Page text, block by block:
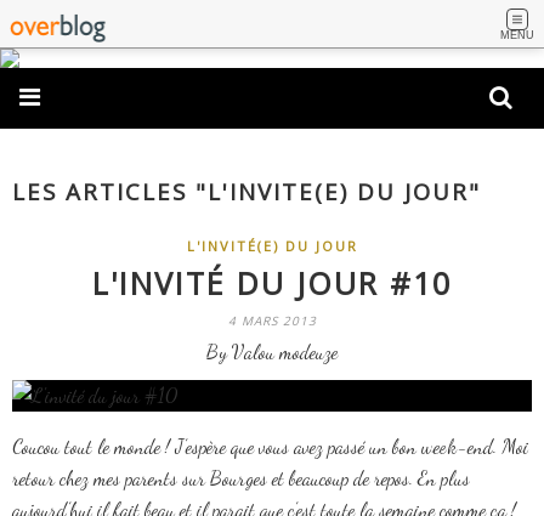
MENU
LES ARTICLES "L'INVITE(E) DU JOUR"
L'INVITÉ(E) DU JOUR
L'INVITÉ DU JOUR #10
4 MARS 2013
By Valou modeuze
Coucou tout le monde ! J’espère que vous avez passé un bon week-end. Moi
retour chez mes parents sur Bourges et beaucoup de repos. En plus
aujourd’hui il fait beau et il parait que c’est toute la semaine comme ça !